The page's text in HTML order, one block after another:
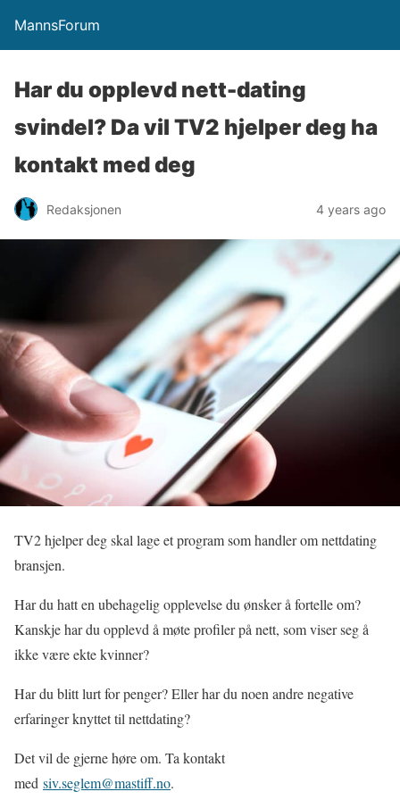
MannsForum
Har du opplevd nett-dating
svindel? Da vil TV2 hjelper deg ha
kontakt med deg
Redaksjonen 4 years ago
TV2 hjelper deg skal lage et program som handler om nettdating
bransjen.
Har du hatt en ubehagelig opplevelse du ønsker å fortelle om?
Kanskje har du opplevd å møte profiler på nett, som viser seg å
ikke være ekte kvinner?
Har du blitt lurt for penger? Eller har du noen andre negative
erfaringer knyttet til nettdating?
Det vil de gjerne høre om. Ta kontakt
med siv.seglem@mastiff.no.